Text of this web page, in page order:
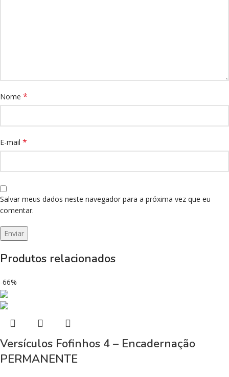
Nome *
E-mail *
Salvar meus dados neste navegador para a próxima vez que eu
comentar.
Produtos relacionados
-66%
Versículos Fofinhos 4 – Encadernação
PERMANENTE